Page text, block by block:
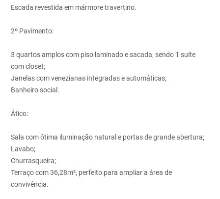
Escada revestida em mármore travertino.
2º Pavimento:
3 quartos amplos com piso laminado e sacada, sendo 1 suíte
com closet;
Janelas com venezianas integradas e automáticas;
Banheiro social.
Ático:
Sala com ótima iluminação natural e portas de grande abertura;
Lavabo;
Churrasqueira;
Terraço com 36,28m², perfeito para ampliar a área de
convivência.